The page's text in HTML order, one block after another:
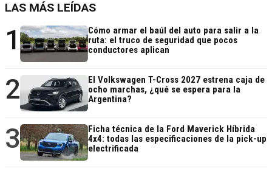
LAS MÁS LEÍDAS
1
Cómo armar el baúl del auto para salir a la
ruta: el truco de seguridad que pocos
conductores aplican
2
El Volkswagen T-Cross 2027 estrena caja de
ocho marchas, ¿qué se espera para la
Argentina?
3
Ficha técnica de la Ford Maverick Híbrida
4x4: todas las especificaciones de la pick-up
electrificada